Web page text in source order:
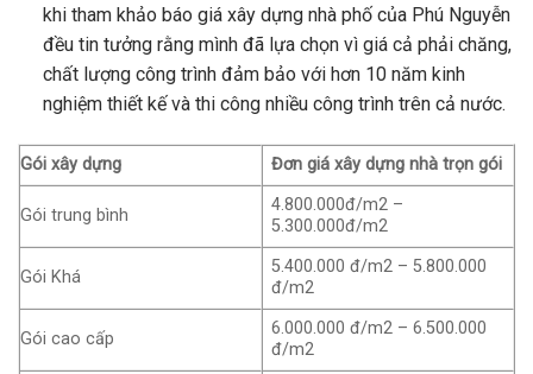
khi tham khảo báo giá xây dựng nhà phố của Phú Nguyễn
đều tin tưởng rằng mình đã lựa chọn vì giá cả phải chăng,
chất lượng công trình đảm bảo với hơn 10 năm kinh
nghiệm thiết kế và thi công nhiều công trình trên cả nước.
Gói xây dựng Đơn giá xây dựng nhà trọn gói
Gói trung bình
4.800.000đ/m2 –
5.300.000đ/m2
Gói Khá
5.400.000 đ/m2 – 5.800.000
đ/m2
Gói cao cấp
6.000.000 đ/m2 – 6.500.000
đ/m2